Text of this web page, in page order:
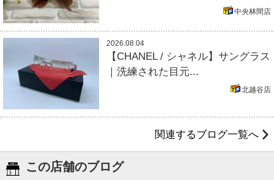
中央林間店
2026.08.04
【CHANEL / シャネル】サングラス
｜洗練された目元...
北越谷店
関連するブログ一覧へ
この店舗のブログ